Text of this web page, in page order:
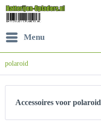
Menu
polaroid
Accessoires voor polaroid